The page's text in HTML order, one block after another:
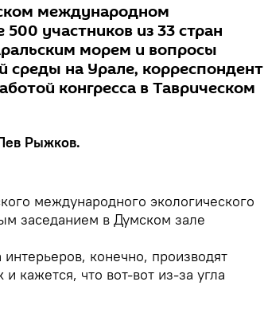
международном
500 участников из 33 стран
морем и вопросы
среды на Урале, корреспондент
конгресса в Таврическом
Рыжков.
международного экологического
заседанием в Думском зале
конечно, производят
кажется, что вот-вот из-за угла